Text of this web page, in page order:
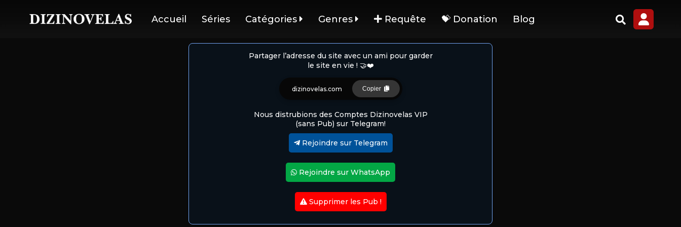
Accueil Séries Catégories Genres Requête 💝 Donation Blog
Partager l’adresse du site avec un ami pour garder
le site en vie ! 🤝❤️
dizinovelas.com Copier
Nous distrubions des Comptes Dizinovelas VIP
(sans Pub) sur Telegram!
Rejoindre sur Telegram
Rejoindre sur WhatsApp
Supprimer les Pub !